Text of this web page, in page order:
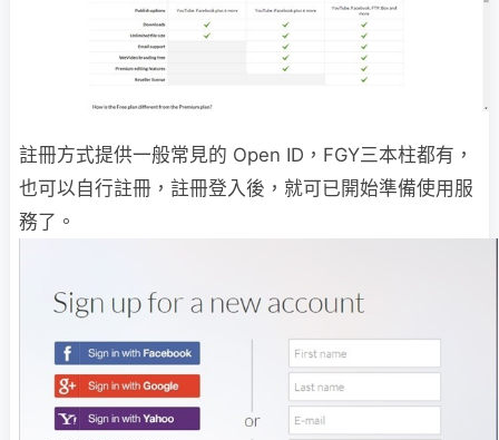
註冊方式提供一般常見的 Open ID，FGY三本柱都有，
也可以自行註冊，註冊登入後，就可已開始準備使用服
務了。